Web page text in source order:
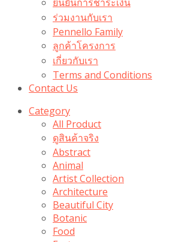
ร่วมงานกับเรา
Pennello Family
ลูกค้าโครงการ
เกี่ยวกับเรา
Terms and Conditions
Contact Us
Category
All Product
ดูสินค้าจริง
Abstract
Animal
Artist Collection
Architecture
Beautiful City
Botanic
Food